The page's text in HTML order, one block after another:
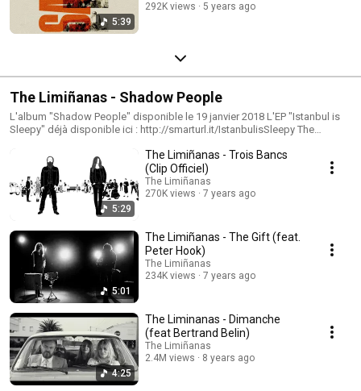
5:39
292K views 5 years ago
The Limiñanas - Shadow People
L'album "Shadow People" disponible le 19 janvier 2018 L'EP "Istanbul is
Sleepy" déjà disponible ici : http://smarturl.it/IstanbulisSleepy The
http://po.st/LiminanasMalamore Stream :
http://po.st/MalamoreLiminanasStream Suivre The Limiñanas : Chaîne
YouTube : http://po.st/TheLiminanasFB Site Officiel :
http://TheLiminanas.com Facebook: http://po.st/TheLiminanasYT Twitter:
http://bit.ly/1QwCqSg 5:29
The Limiñanas - Trois Bancs
(Clip Officiel)
The Limiñanas
270K views
7 years ago
5:01
The Limiñanas - The Gift (feat.
Peter Hook)
The Limiñanas
234K views
7 years ago
4:25
The Liminanas - Dimanche
(feat Bertrand Belin)
The Limiñanas
2.4M views
8 years ago